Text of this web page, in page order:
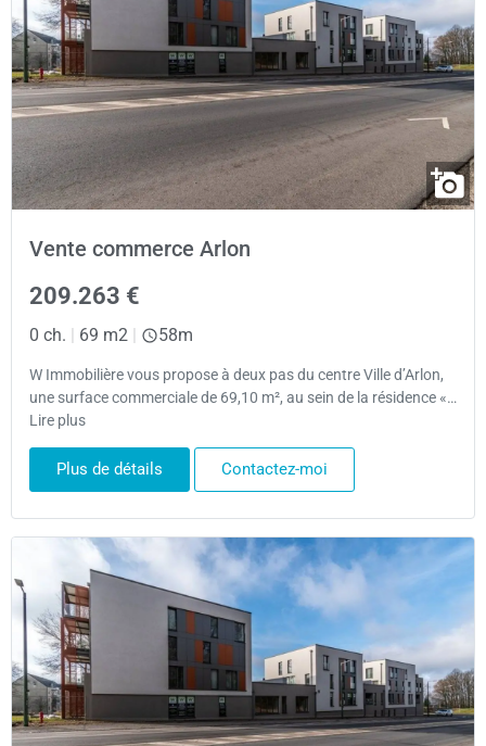
Vente commerce Arlon
209.263 €
0 ch. | 69 m2 | 58m
W Immobilière vous propose à deux pas du centre Ville d’Arlon,
une surface commerciale de 69,10 m², au sein de la résidence «…
Lire plus
Plus de détails Contactez-moi